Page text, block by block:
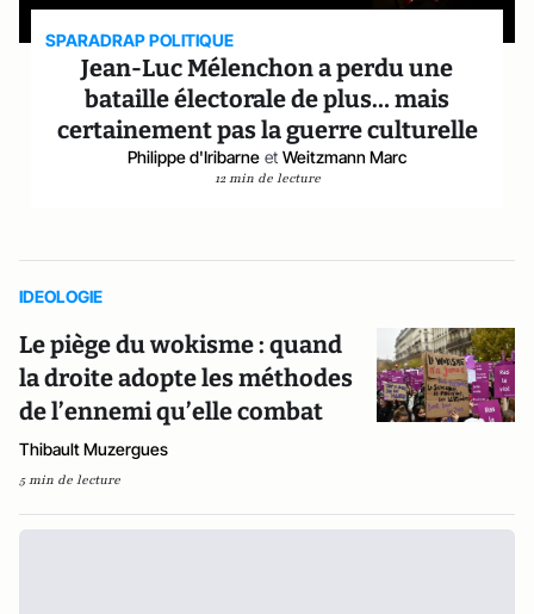
SPARADRAP POLITIQUE
Jean-Luc Mélenchon a perdu une
bataille électorale de plus… mais
certainement pas la guerre culturelle
Philippe d'Iribarne et Weitzmann Marc
12 min de lecture
IDEOLOGIE
Le piège du wokisme : quand
la droite adopte les méthodes
de l’ennemi qu’elle combat
Thibault Muzergues
5 min de lecture